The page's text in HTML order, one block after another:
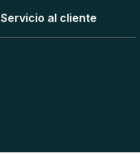
Servicio al cliente